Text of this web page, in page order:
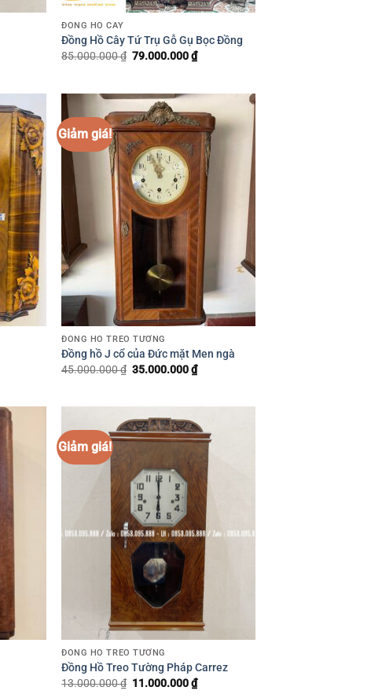
ĐỒNG HỒ CÂY
Đồng Hồ Cây Tứ Trụ Gỗ Gụ Bọc Đồng
85.000.000₫ Giá
79.000.000₫Giá
79.000.000 ₫.
Giảm giá!
ĐỒNG HỒ TREO TƯỜNG
Đồng hồ J cổ của Đức mặt Men ngà
45.000.000₫ Giá
35.000.000₫Giá
Giảm giá!
ĐỒNG HỒ TREO TƯỜNG
Đồng Hồ Treo Tường Pháp Carrez
13.000.000₫ Giá
11.000.000₫Giá